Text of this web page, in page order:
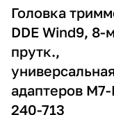
Головка
DDE Wind9, 8-
прутк.,
адаптеров
240-713
График
Сегодня